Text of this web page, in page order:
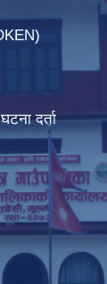
दर्ता